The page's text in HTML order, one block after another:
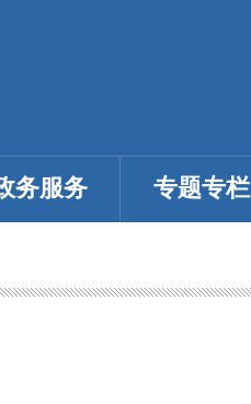
务服务 专题专栏